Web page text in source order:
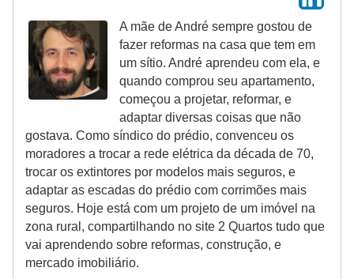
A mãe de André sempre gostou de
fazer reformas na casa que tem em
um sítio. André aprendeu com ela, e
quando comprou seu apartamento,
começou a projetar, reformar, e
adaptar diversas coisas que não
gostava. Como síndico do prédio, convenceu os
moradores a trocar a rede elétrica da década de 70,
trocar os extintores por modelos mais seguros, e
adaptar as escadas do prédio com corrimões mais
seguros. Hoje está com um projeto de um imóvel na
zona rural, compartilhando no site 2 Quartos tudo que
vai aprendendo sobre reformas, construção, e
mercado imobiliário.